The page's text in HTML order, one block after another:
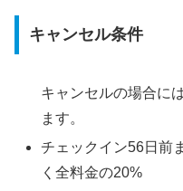
キャンセル条件
キャンセルの場合に
ます。
チェックイン56日前
く全料金の20%